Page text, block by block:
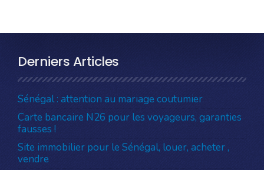
Derniers Articles
Sénégal : attention au mariage coutumier
Carte bancaire N26 pour les voyageurs, garanties
fausses !
Site immobilier pour le Sénégal, louer, acheter ,
vendre